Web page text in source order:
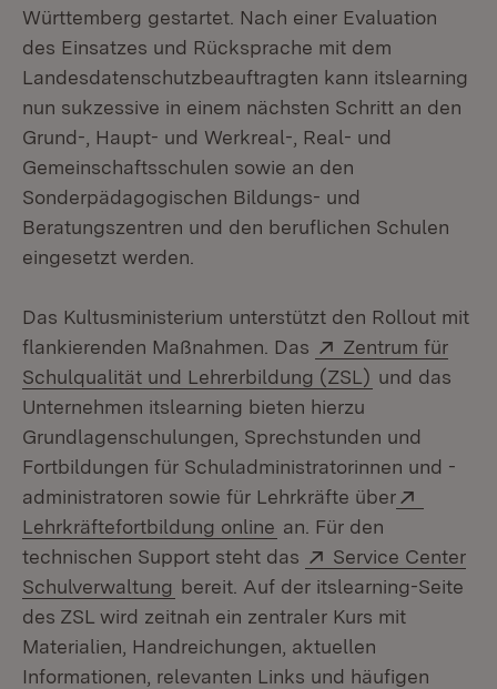
Württemberg gestartet. Nach einer Evaluation
des Einsatzes und Rücksprache mit dem
Landesdatenschutzbeauftragten kann itslearning
nun sukzessive in einem nächsten Schritt an den
Grund-, Haupt- und Werkreal-, Real- und
Gemeinschaftsschulen sowie an den
Sonderpädagogischen Bildungs- und
Beratungszentren und den beruflichen Schulen
eingesetzt werden.
Das Kultusministerium unterstützt den Rollout mit
flankierenden Maßnahmen. Das
Extern:
Zentrum für
Schulqualität und Lehrerbildung (ZSL) (Öffnet in
und das
Unternehmen itslearning bieten hierzu
Grundlagenschulungen, Sprechstunden und
Fortbildungen für Schuladministratorinnen und -
administratoren sowie für Lehrkräfte über
Lehrkräftefortbildung online (Öffnet in neuem
an. Für den
technischen Support steht das
Extern:
Service Center
Schulverwaltung (Öffnet in neuem Fenster)
bereit. Auf der itslearning-Seite
des ZSL wird zeitnah ein zentraler Kurs mit
Materialien, Handreichungen, aktuellen
Informationen, relevanten Links und häufigen